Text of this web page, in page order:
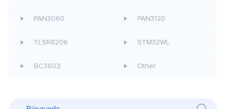
PAN3060 PAN3120
TLSR8208 STM32WL
BC3603 Other